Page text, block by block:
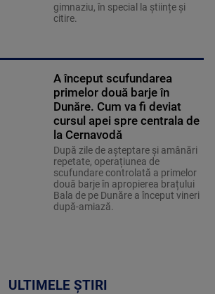
gimnaziu, în special la științe și
citire.
A început scufundarea
primelor două barje în
Dunăre. Cum va fi deviat
cursul apei spre centrala de
la Cernavodă
După zile de așteptare și amânări
repetate, operațiunea de
scufundare controlată a primelor
două barje în apropierea brațului
Bala de pe Dunăre a început vineri
după-amiază.
ULTIMELE ȘTIRI